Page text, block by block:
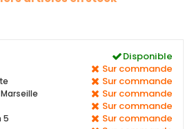
Disponible
Sur commande
Sur commande
Sur commande
Sur commande
5 Sur commande